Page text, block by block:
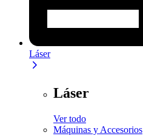
Láser
Láser
Ver todo
Máquinas y Accesorios